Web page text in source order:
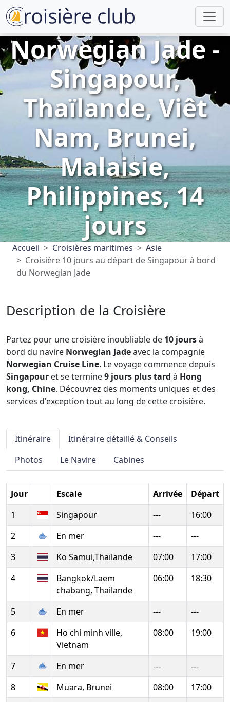
Norwegian Jade -
Singapour,
Thaïlande, Viêt
Nam, Brunei,
Malaisie,
Philippines, 14
jours
Accueil Croisières maritimes
Asie
Croisière 10 jours au départ de Singapour à bord
du Norwegian Jade
Description de la Croisière
Partez pour une croisière inoubliable de 10 joursà
bord du navire Norwegian Jadeavec la compagnie
Norwegian Cruise Line. Le voyage commence depuis
Singapour et se termine9 jours plus tard à Hong
kong, Chine. Découvrez des moments uniques et des
services d'exception tout au long de cette croisière.
Itinéraire
Itinéraire détaillé & Conseils
Photos
Le Navire Cabines
Jour Escale Arrivée
Départ
1
Singapour ---
16:00
2
En mer ---
---
3
Ko Samui,Thaïlande 07:00
17:00
4
Bangkok/Laem
chabang, Thailande
06:00 18:30
5 En mer ---
---
6
Ho chi minh ville,
Vietnam
08:00 19:00
7 En mer ---
---
8
Muara, Brunei 08:00
17:00